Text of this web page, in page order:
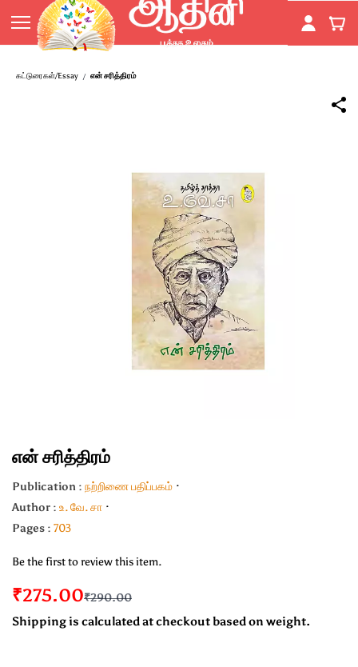
main
content
கட்டுரைகள்/Essay / என் சரித்திரம்
என் சரித்திரம்
Publication : நற்றிணை பதிப்பகம்
Author : உ. வே. சா
Pages : 703
Be the first to review this item.
₹275.00₹290.00
Shipping is calculated at checkout based on weight.